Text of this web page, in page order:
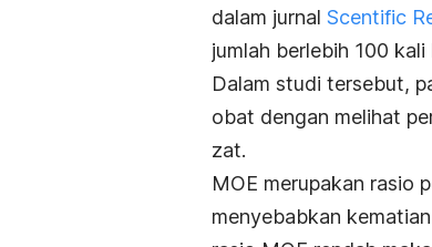
dalam jurnal Scentific
jumlah berlebih 100
Dalam studi tersebut,
obat dengan melihat
zat.
MOE merupakan rasio
menyebabkan